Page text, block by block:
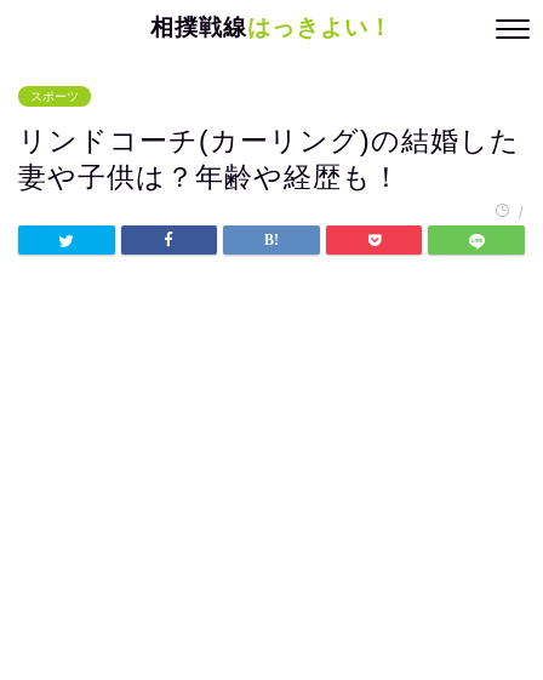
相撲戦線はっきよい！
スポーツ
リンドコーチ(カーリング)の結婚した
妻や子供は？年齢や経歴も！
/